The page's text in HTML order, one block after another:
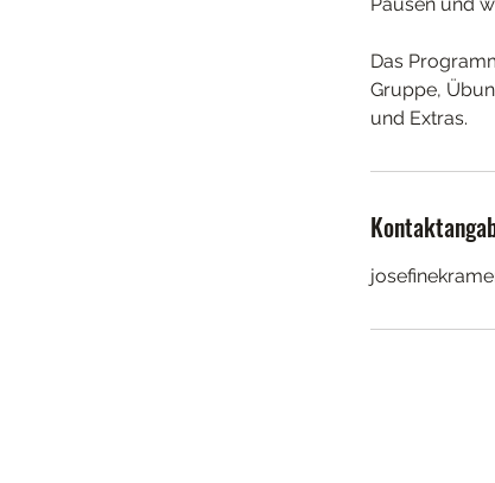
Das
Gruppe,
und Extras.